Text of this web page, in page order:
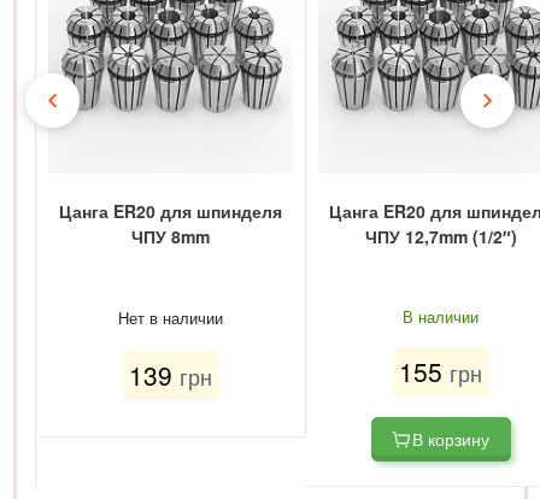
Цанга ER20 для шпинделя
ЧПУ 8mm
Нет в наличии
139 грн
Цанга ER20 для
ЧПУ 12,7mm (1/2″)
В наличии
155 грн
В корзину